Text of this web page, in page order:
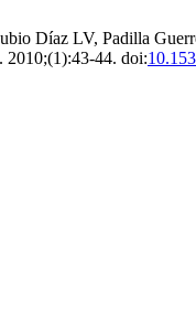
Díaz LV, Padilla
. 2010;(1):43-44. doi: